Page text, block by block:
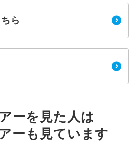
ら
ーを見た人は
ーも見ています